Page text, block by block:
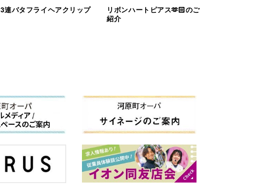
3連バタフライヘアクリップ
リボンハートピアス🫶🏻のご
紹介